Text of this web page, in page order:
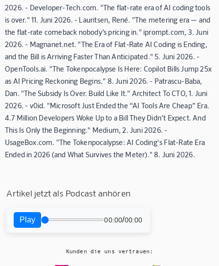
2026. - Developer-Tech.com. "The flat-rate era of AI coding tools
is over." 11. Juni 2026. - Lauritsen, René. "The metering era — and
the flat-rate comeback nobody’s pricing in." iprompt.com, 3. Juni
2026. - Magnanet.net. "The Era of Flat-Rate AI Coding is Ending,
and the Bill is Arriving Faster Than Anticipated." 5. Juni 2026. -
OpenTools.ai. "The Tokenpocalypse Is Here: Copilot Bills Jump 25x
as AI Pricing Reckoning Begins." 8. Juni 2026. - Patrascu-Baba,
Dan. "The Subsidy Is Over. Build Like It." Architect To CTO, 1. Juni
2026. - v0id. "Microsoft Just Ended the “AI Tools Are Cheap” Era.
4.7 Million Developers Woke Up to a Bill They Didn’t Expect. And
This Is Only the Beginning." Medium, 2. Juni 2026. -
UsageBox.com. "The Tokenpocalypse: AI Coding's Flat-Rate Era
Ended in 2026 (and What Survives the Meter)." 8. Juni 2026.
Artikel jetzt als Podcast anhören
Play 00:00/00:00
Kunden die uns vertrauen: